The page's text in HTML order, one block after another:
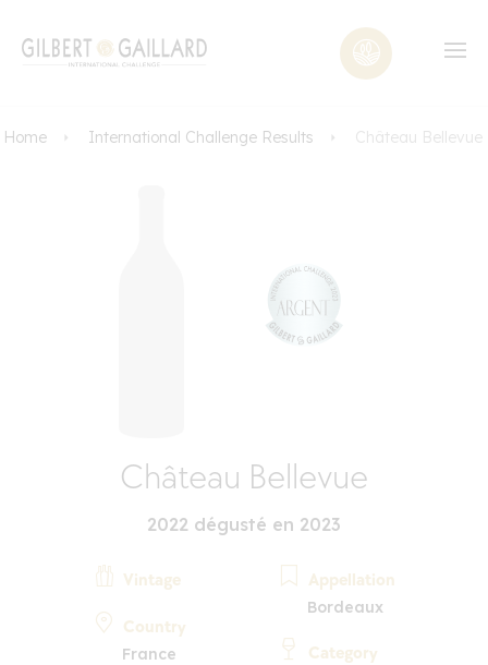
Home International Challenge Results Château Bellevue
Château Bellevue
2022 dégusté en 2023
Vintage
Country
France
Appellation
Bordeaux
Category